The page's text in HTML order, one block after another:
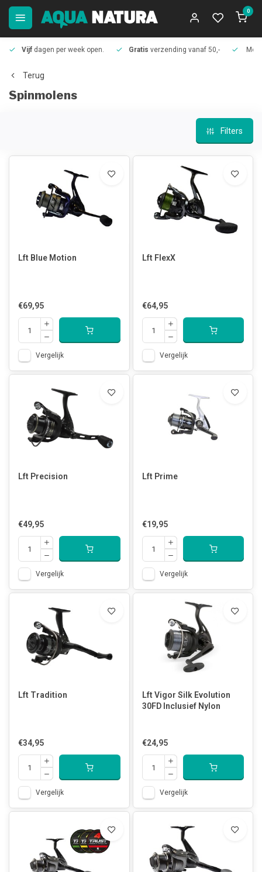
0
Vijf dagen per week open. Gratis verzending vanaf 50,-
Terug
Spinmolens
Filters
Lft Blue Motion
€69,95
Vergelijk
Lft FlexX
€64,95
Vergelijk
Lft Precision
€49,95
Vergelijk
Lft Prime
€19,95
Vergelijk
Lft Tradition
€34,95
Vergelijk
Lft Vigor Silk Evolution
30FD Inclusief Nylon
€24,95
Vergelijk